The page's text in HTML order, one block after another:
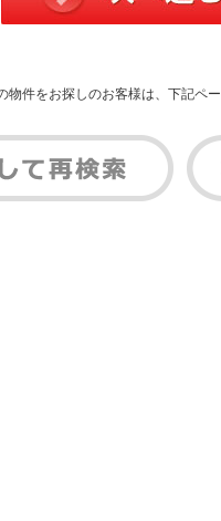
物件をお探しのお客様は、下記ペ